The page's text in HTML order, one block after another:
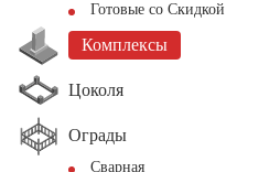
Готовые со Скидкой
Комплексы
Цоколя
Ограды
Сварная